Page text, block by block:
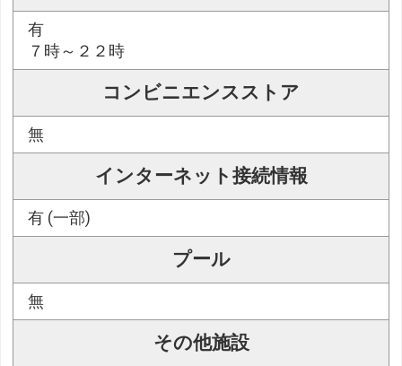
有
７時～２２時
コンビニエンスストア
無
インターネット接続情報
有 (一部)
プール
無
その他施設